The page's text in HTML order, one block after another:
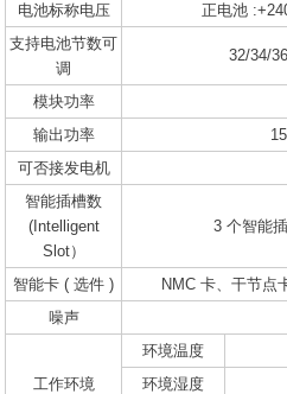
电池标称电压
正电池
支持电池节数可
调
32/34/
模块功率
输出功率
可否接发电机
智能插槽数
(Intelligent
Slot）
3 个智能
智能卡 ( 选件 )
NMC 卡、干节点
噪声
工作环境
环境温度
环境湿度